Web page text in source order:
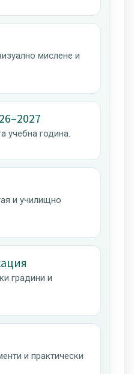
мислене и
учебна година.
и училищно
градини и
и практически